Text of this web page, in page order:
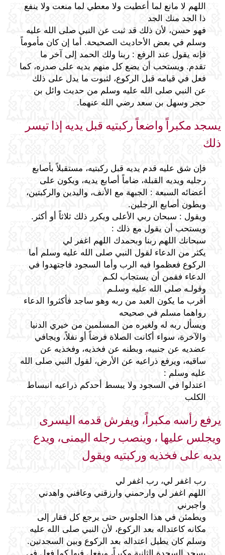
اللهم لا مانع لما أعطيت ولا معطي لما منعت ولا ينفع
ذا الجد منك الجد
فهو حسن، لأن ذلك قد ثبت عن النبي صلى الله عليه
وسلم في بعض الأحاديث الصحيحة. أما إن كان مأموماً
فإنه يقول عند الرفع : ربنا ولك الحمد إلى آخر ما
تقدم. ويستحب أن يضع كل منهم يديه على صدره، كما
فعل في قيامه قبل الركوع، لثبوت ما يدل على ذلك
عن النبي صلى الله عليه وسلم من حديث وائل بن
حجر وسهل بن سعد رضي الله عنهما.
يسجد مكبراً واضعاً ركبتيه قبل يديه إذا تيسر
ذلك
فإن شق عليه قدم يديه قبل ركبتيه، مستقبلاً بأصابع
رجليه ويديه القبلة، ضاماً أصابع يديه، ويكون على
أعضائه السبعة : الجبهة مع الأنف، واليدين والركبتين،
وبطون أصابع الرجلين.
ويقول : سبحان ربي الأعلى ويكرر ذلك ثلاثاً أو أكثر.
ويستحب أن يقول مع ذلك :
سبحانك اللهم ربنا وبحمدك اللهم اغفر لي
يكثر من الدعاء لقول النبي صلى الله عليه وسلم أما
الركوع فعظموا فيه الرب وأما السجود فاجتهدوا في
الدعاء فقمن أن يستجاب لكـم
وقولـه صلى الله عليه وسلـم
أقرب ما يكون العبد من ربه وهو ساجد فأكثروا الدعاء
رواهما مسلم في صحيحه
ويسأل ربه له ولغيره من المسلمين من خيري الدنيا
والآخرة، سواء أكانت الصلاة فرضاً أو نفلاً، ويجافي
عضديه عن جنبيه، وبطنه عن فخذيه، وفخذيه عن
ساقيه، ويرفع ذراعيه عن الأرض، لقول النبي صلى الله
عليه وسلم :
اعتدلوا في السجود ولا يبسط أحدكم ذراعيه انبساط
الكلب
يرفع رأسه مكبراً، ويفرش قدمه اليسرى
ويجلس عليها ، وينصب رجله اليمنى، ويدع
يديه على فخذيه وركبتيه ويقول
رب اغفر لي، رب اغفر لي
اللهم اغفر لي وارحمني وارزقني وعافني واهدني
واجبرني
ويطمئن في هذا الجلوس حتى يرجع كل فقار إلى
مكانه كاعتداله بعد الركوع، لأن النبي صلى الله عليه
وسلم كان يطيل اعتداله بعد الركوع وبين السجدتين.